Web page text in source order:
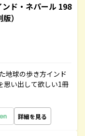
ド・ネパール 198
）
地球の歩き方インド
い出して欲しい1冊
詳細を見る